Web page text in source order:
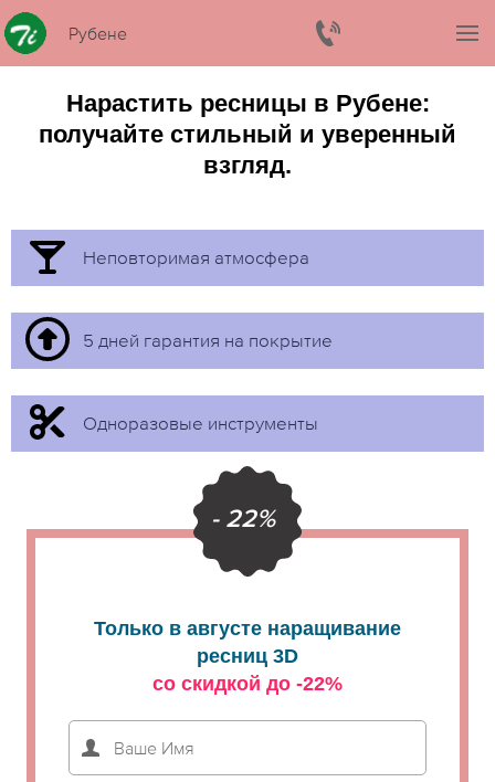
Рубене
Нарастить ресницы в Рубене:
получайте стильный и уверенный
взгляд.
Неповторимая атмосфера
5 дней гарантия на покрытие
Одноразовые инструменты
- 22%
Только в августе наращивание
ресниц 3D
со скидкой до -22%